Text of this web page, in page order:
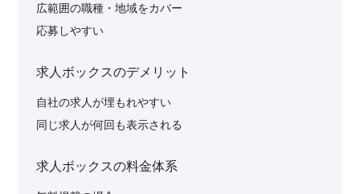
広範囲の職種・地域をカバー
応募しやすい
求人ボックスのデメリット
自社の求人が埋もれやすい
同じ求人が何回も表示される
求人ボックスの料金体系